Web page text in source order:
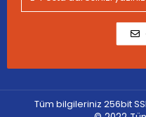
Tüm bilgileriniz 256bit